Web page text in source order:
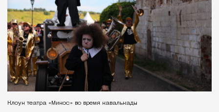
Клоун театра «Микос» во время кавалькады